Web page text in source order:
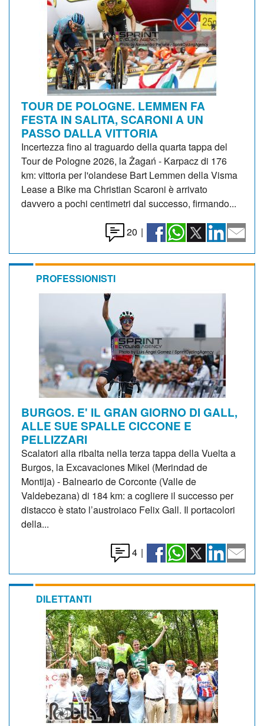
TOUR DE POLOGNE. LEMMEN FA
FESTA IN SALITA, SCARONI A UN
PASSO DALLA VITTORIA
Incertezza fino al traguardo della quarta tappa del
Tour de Pologne 2026, la Żagań - Karpacz di 176
km: vittoria per l'olandese Bart Lemmen della Visma
Lease a Bike ma Christian Scaroni è arrivato
davvero a pochi centimetri dal successo, firmando...
20 |
PROFESSIONISTI
BURGOS. E' IL GRAN GIORNO DI GALL,
ALLE SUE SPALLE CICCONE E
PELLIZZARI
Scalatori alla ribalta nella terza tappa della Vuelta a
Burgos, la Excavaciones Mikel (Merindad de
Montija) - Balneario de Corconte (Valle de
Valdebezana) di 184 km: a cogliere il successo per
distacco è stato l’austroiaco Felix Gall. Il portacolori
della...
4 |
DILETTANTI